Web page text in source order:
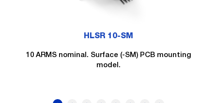
HLSR 10-SM
10 ARMS nominal. Surface (-SM) PCB mounting
model.